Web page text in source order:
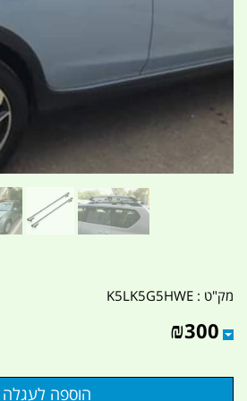
מק"ט : K5LK5G5HWE
₪300